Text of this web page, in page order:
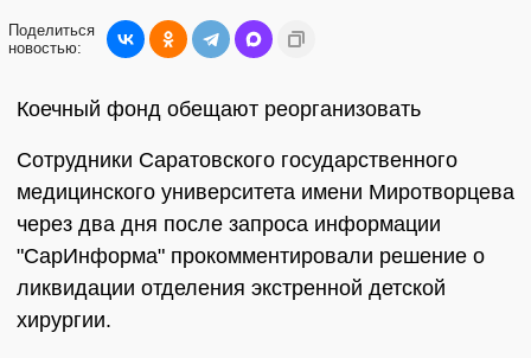
Поделиться
новостью:
Коечный фонд обещают реорганизовать
Сотрудники Саратовского государственного
медицинского университета имени Миротворцева
через два дня после запроса информации
"СарИнформа" прокомментировали решение о
ликвидации отделения экстренной детской
хирургии.